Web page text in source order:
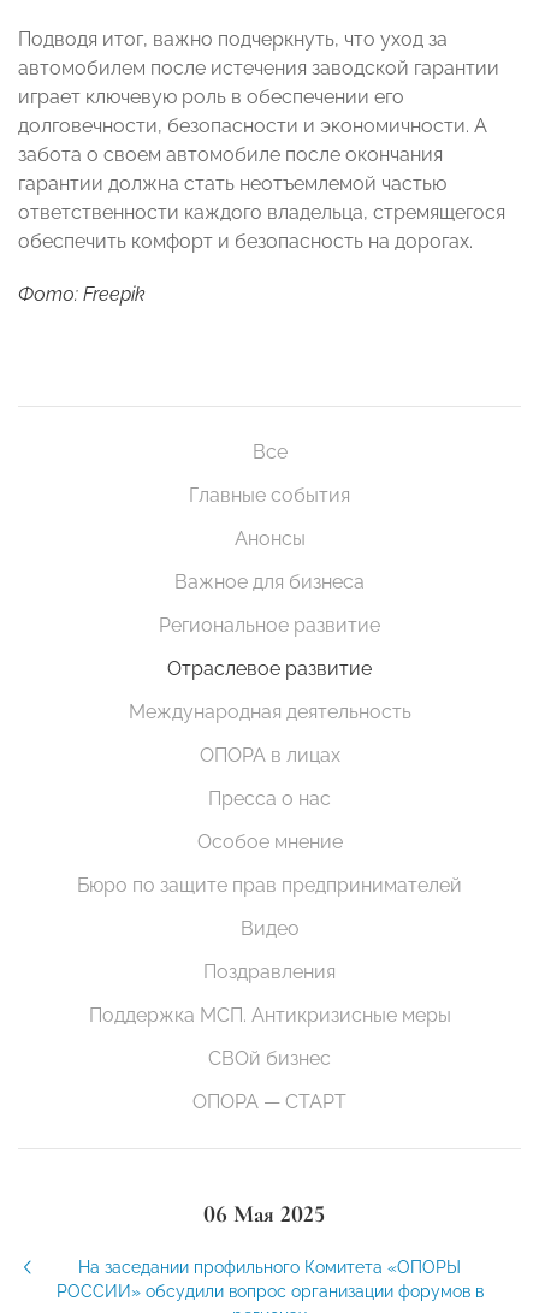
Подводя итог, важно подчеркнуть, что уход за
автомобилем после истечения заводской гарантии
играет ключевую роль в обеспечении его
долговечности, безопасности и экономичности. А
забота о своем автомобиле после окончания
гарантии должна стать неотъемлемой частью
ответственности каждого владельца, стремящегося
обеспечить комфорт и безопасность на дорогах.
Фото: Freepik
Все
Главные события
Анонсы
Важное для бизнеса
Региональное развитие
Отраслевое развитие
Международная деятельность
ОПОРА в лицах
Пресса о нас
Особое мнение
Бюро по защите прав предпринимателей
Видео
Поздравления
Поддержка МСП. Антикризисные меры
СВОй бизнес
ОПОРА — СТАРТ
06 Мая 2025
На заседании профильного Комитета «ОПОРЫ
РОССИИ» обсудили вопрос организации форумов в